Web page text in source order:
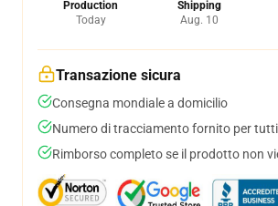
Production
Today
Shipping
Aug. 10
Transazione sicura
Consegna mondiale a domicilio
Numero di tracciamento fornito per
Rimborso completo se il prodotto non